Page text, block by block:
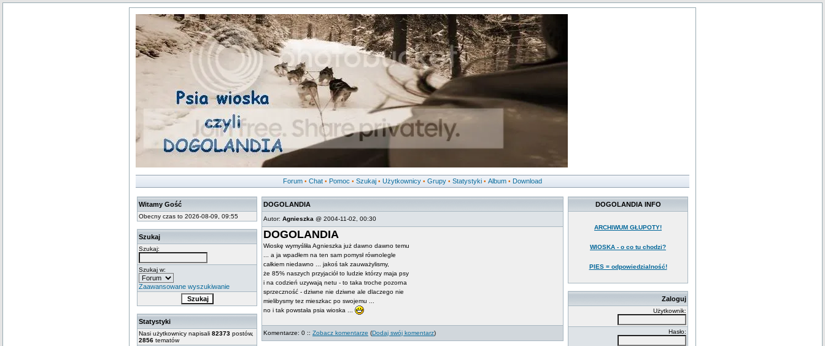
Forum • Chat • Pomoc • Szukaj • Użytkownicy • Grupy • Statystyki • Album • Download
Witamy Gość
Obecny czas to 2026-08-09, 09:55
Szukaj
Szukaj:
Szukaj w:
Zaawansowane wyszukiwanie
Statystyki
Nasi użytkownicy napisali 82373 postów,
2856 tematów
DOGOLANDIA
Autor: Agnieszka @ 2004-11-02, 00:30
DOGOLANDIA
Wioskę wymyśliła Agnieszka już dawno dawno temu
... a ja wpadłem na ten sam pomysł równolegle
całkiem niedawno ... jakoś tak zauważylismy,
że 85% naszych przyjaciół to ludzie którzy maja psy
i na codzień uzywają netu - to taka troche pozorna
sprzeczność - dziwne nie dziwne ale dlaczego nie
mielibysmy tez mieszkac po swojemu ...
no i tak powstała psia wioska ...
Komentarze: 0 :: Zobacz komentarze (Dodaj swój komentarz)
DOGOLANDIA INFO
ARCHIWUM GŁUPOTY!
WIOSKA - o co tu chodzi?
PIES = odpowiedzialność!
Zaloguj
Użytkownik:
Hasło: